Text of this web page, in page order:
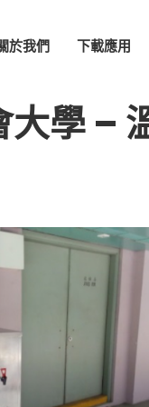
於我們 下載應用
大學 –